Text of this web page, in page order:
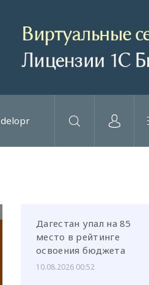
delopr
Дагестан упал на 85
место в рейтинге
освоения бюджета
10.08.2026 00:52